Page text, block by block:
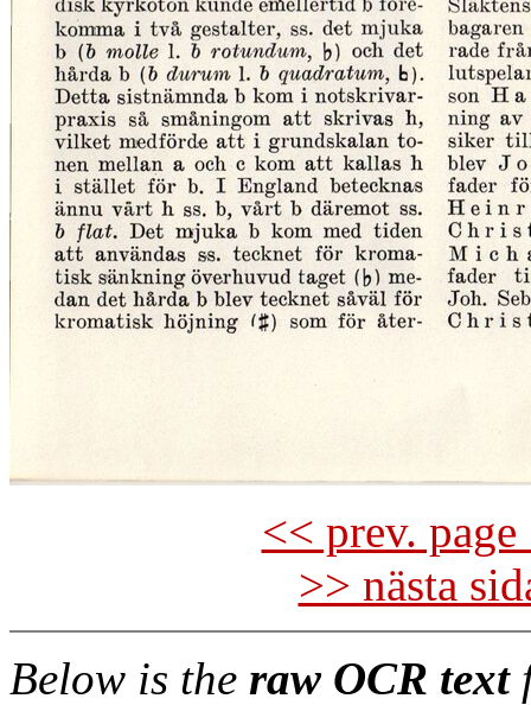
<< prev.
>> nästa
Below is the raw OCR text